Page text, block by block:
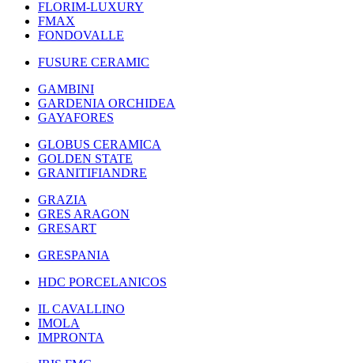
FLORIM-LUXURY
FMAX
FONDOVALLE
FUSURE CERAMIC
GAMBINI
GARDENIA ORCHIDEA
GAYAFORES
GLOBUS CERAMICA
GOLDEN STATE
GRANITIFIANDRE
GRAZIA
GRES ARAGON
GRESART
GRESPANIA
HDC PORCELANICOS
IL CAVALLINO
IMOLA
IMPRONTA